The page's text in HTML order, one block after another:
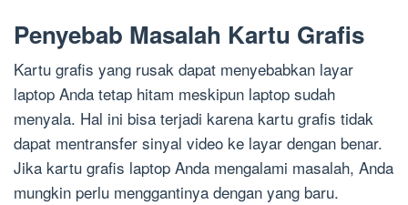
Penyebab Masalah Kartu Grafis
Kartu grafis yang rusak dapat menyebabkan layar
laptop Anda tetap hitam meskipun laptop sudah
menyala. Hal ini bisa terjadi karena kartu grafis tidak
dapat mentransfer sinyal video ke layar dengan benar.
Jika kartu grafis laptop Anda mengalami masalah, Anda
mungkin perlu menggantinya dengan yang baru.